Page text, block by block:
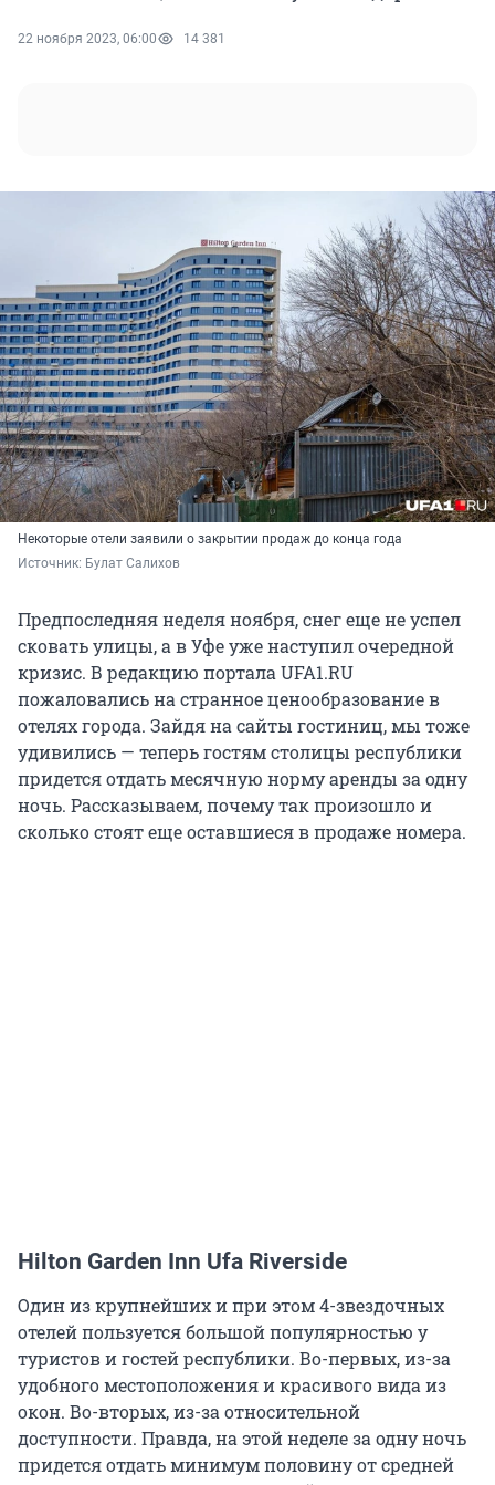
22 ноября 2023, 06:00 14 381
Некоторые отели заявили о закрытии продаж до конца года
Источник: Булат Салихов
Предпоследняя неделя ноября, снег еще не успел
сковать улицы, а в Уфе уже наступил очередной
кризис. В редакцию портала UFA1.RU
пожаловались на странное ценообразование в
отелях города. Зайдя на сайты гостиниц, мы тоже
удивились — теперь гостям столицы республики
придется отдать месячную норму аренды за одну
ночь. Рассказываем, почему так произошло и
сколько стоят еще оставшиеся в продаже номера.
Hilton Garden Inn Ufa Riverside
Один из крупнейших и при этом 4-звездочных
отелей пользуется большой популярностью у
туристов и гостей республики. Во-первых, из-за
удобного местоположения и красивого вида из
окон. Во-вторых, из-за относительной
доступности. Правда, на этой неделе за одну ночь
придется отдать минимум половину от средней